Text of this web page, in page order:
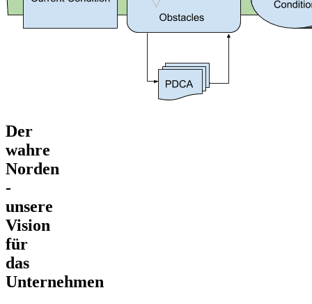
Der
wahre
Norden
-
unsere
Vision
für
das
Unternehmen